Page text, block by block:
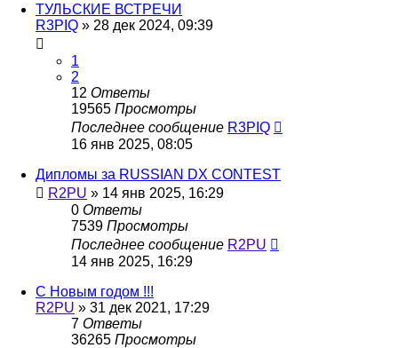
ТУЛЬСКИЕ ВСТРЕЧИ
R3PIQ » 28 дек 2024, 09:39
1
2
12 Ответы
19565 Просмотры
Последнее сообщение R3PIQ
16 янв 2025, 08:05
Дипломы за RUSSIAN DX CONTEST
R2PU » 14 янв 2025, 16:29
0 Ответы
7539 Просмотры
Последнее сообщение R2PU
14 янв 2025, 16:29
С Новым годом !!!
R2PU » 31 дек 2021, 17:29
7 Ответы
36265 Просмотры